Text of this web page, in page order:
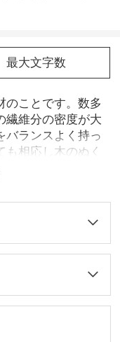
最大文字数
のことです。数多
繊維分の密度が大
バランスよく持っ
相応し木のぬく
いため古くから広
するほど艶が出て